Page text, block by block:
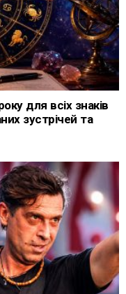
для всіх знаків
зустрічей та